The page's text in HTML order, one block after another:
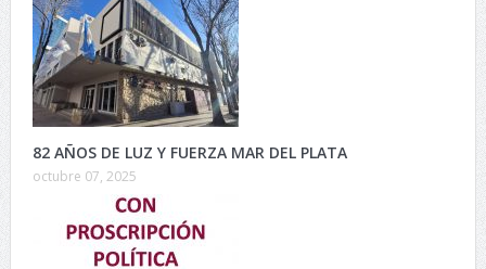
82 AÑOS DE LUZ Y FUERZA MAR DEL PLATA
octubre 07, 2025